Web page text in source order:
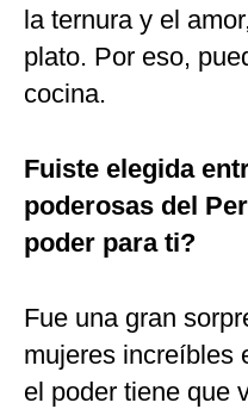
la ternura y el
plato. Por eso,
cocina.
Fuiste elegida
poderosas del
poder para ti?
Fue una gran
mujeres increíbles
el poder tiene que